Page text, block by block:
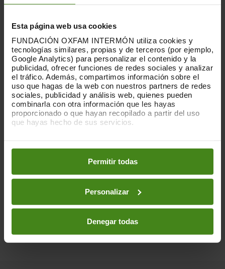
Esta página web usa cookies
FUNDACIÓN OXFAM INTERMÓN utiliza cookies y
tecnologías similares, propias y de terceros (por ejemplo,
Google Analytics) para personalizar el contenido y la
publicidad, ofrecer funciones de redes sociales y analizar
el tráfico. Además, compartimos información sobre el
uso que hagas de la web con nuestros partners de redes
sociales, publicidad y análisis web, quienes pueden
combinarla con otra información que les hayas
proporcionado o que hayan recopilado a partir del uso
que hayas hecho de sus servicios.
preferencias accediendo a nuestraPolítica de Cookieso
en los botones facilitados a continuación:
Permitir todas
Personalizar
Denegar todas
reduzcan la pobreza en Mosul y en todo
Irak. Las comunidades deben ser
consultadas en el proceso de
reconstrucción para garantizar que las
familias más pobres y vulnerables se
beneficien".
Oxfam ha estado trabajando en Mosul
desde que ISIS perdió el control de las
devolviendo el servicio de agua potable a
las personas que regresan a casa y
escuelas limpias y seguras.